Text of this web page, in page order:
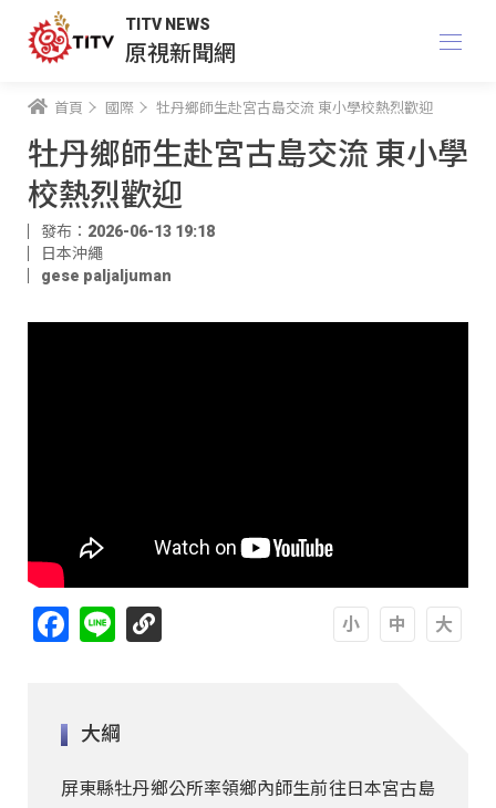
TITV NEWS
原視新聞網
首頁 國際 牡丹鄉師生赴宮古島交流 東小學校熱烈歡迎
牡丹鄉師生赴宮古島交流 東小學
校熱烈歡迎
發布：2026-06-13 19:18
日本沖繩
gese paljaljuman
Facebook
Line
大綱
屏東縣牡丹鄉公所率領鄉內師生前往日本宮古島